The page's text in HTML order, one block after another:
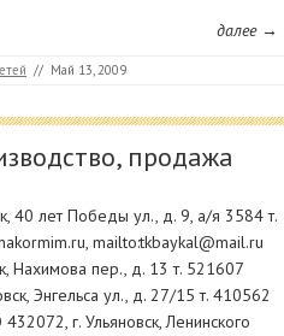
далее →
// Май 13, 2009
продажа
40 лет Победы ул., д. 9, а/я 3584 т.
mailto:tkbaykal@mail.ru
Нахимова пер., д. 13 т. 521607
Энгельса ул., д. 27/15 т. 410562
г. Ульяновск, Ленинского